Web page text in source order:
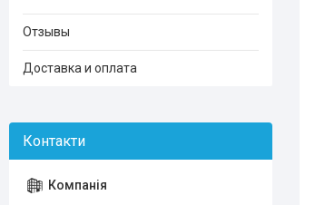
Отзывы
Доставка и оплата